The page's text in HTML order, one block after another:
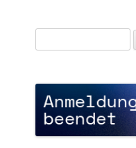
nach: